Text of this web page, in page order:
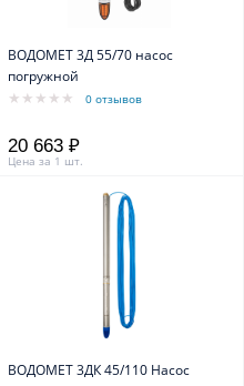
ВОДОМЕТ 3Д 55/70 насос
погружной
0 отзывов
20 663 ₽
Цена за 1 шт.
ВОДОМЕТ 3ДК 45/110 Насос